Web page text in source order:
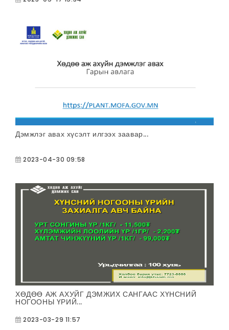
Дэмжлэг авах хүсэлт илгээх заавар...
2023-04-30 09:58
ХӨДӨӨ АЖ АХУЙГ ДЭМЖИХ САНГААС ХҮНСНИЙ
НОГООНЫ ҮРИЙ...
2023-03-29 11:57